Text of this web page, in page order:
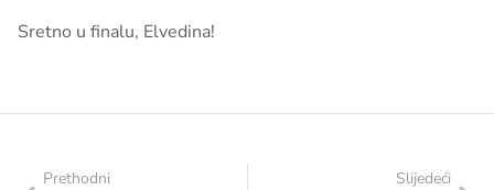
Sretno u finalu, Elvedina!
Prethodni
Slijedeći